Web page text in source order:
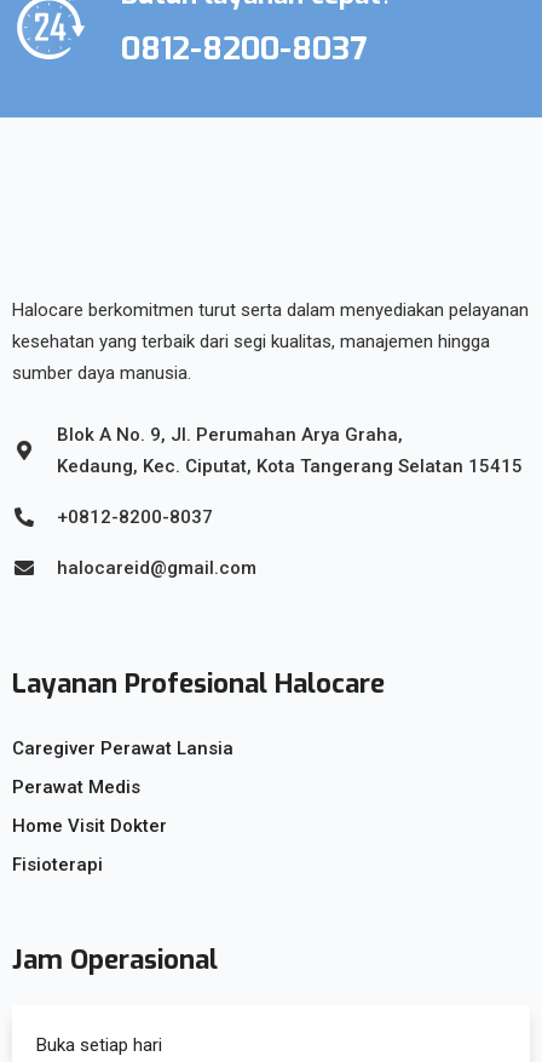
0812-8200-8037
Halocare berkomitmen turut serta dalam menyediakan pelayanan
kesehatan yang terbaik dari segi kualitas, manajemen hingga
sumber daya manusia.
Blok A No. 9, Jl. Perumahan Arya Graha,
Kedaung, Kec. Ciputat, Kota Tangerang Selatan 15415
+0812-8200-8037
halocareid@gmail.com
Layanan Profesional Halocare
Caregiver Perawat Lansia
Perawat Medis
Home Visit Dokter
Fisioterapi
Jam Operasional
Buka setiap hari